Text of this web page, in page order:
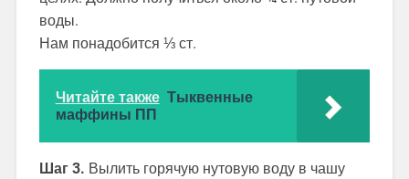
воды.
Нам понадобится ⅓ ст.
Читайте также Тыквенные
маффины ПП
Шаг 3. Вылить горячую нутовую воду в чашу